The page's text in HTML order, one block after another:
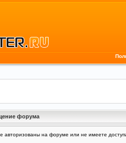
форума
авторизованы на форуме или не имеете